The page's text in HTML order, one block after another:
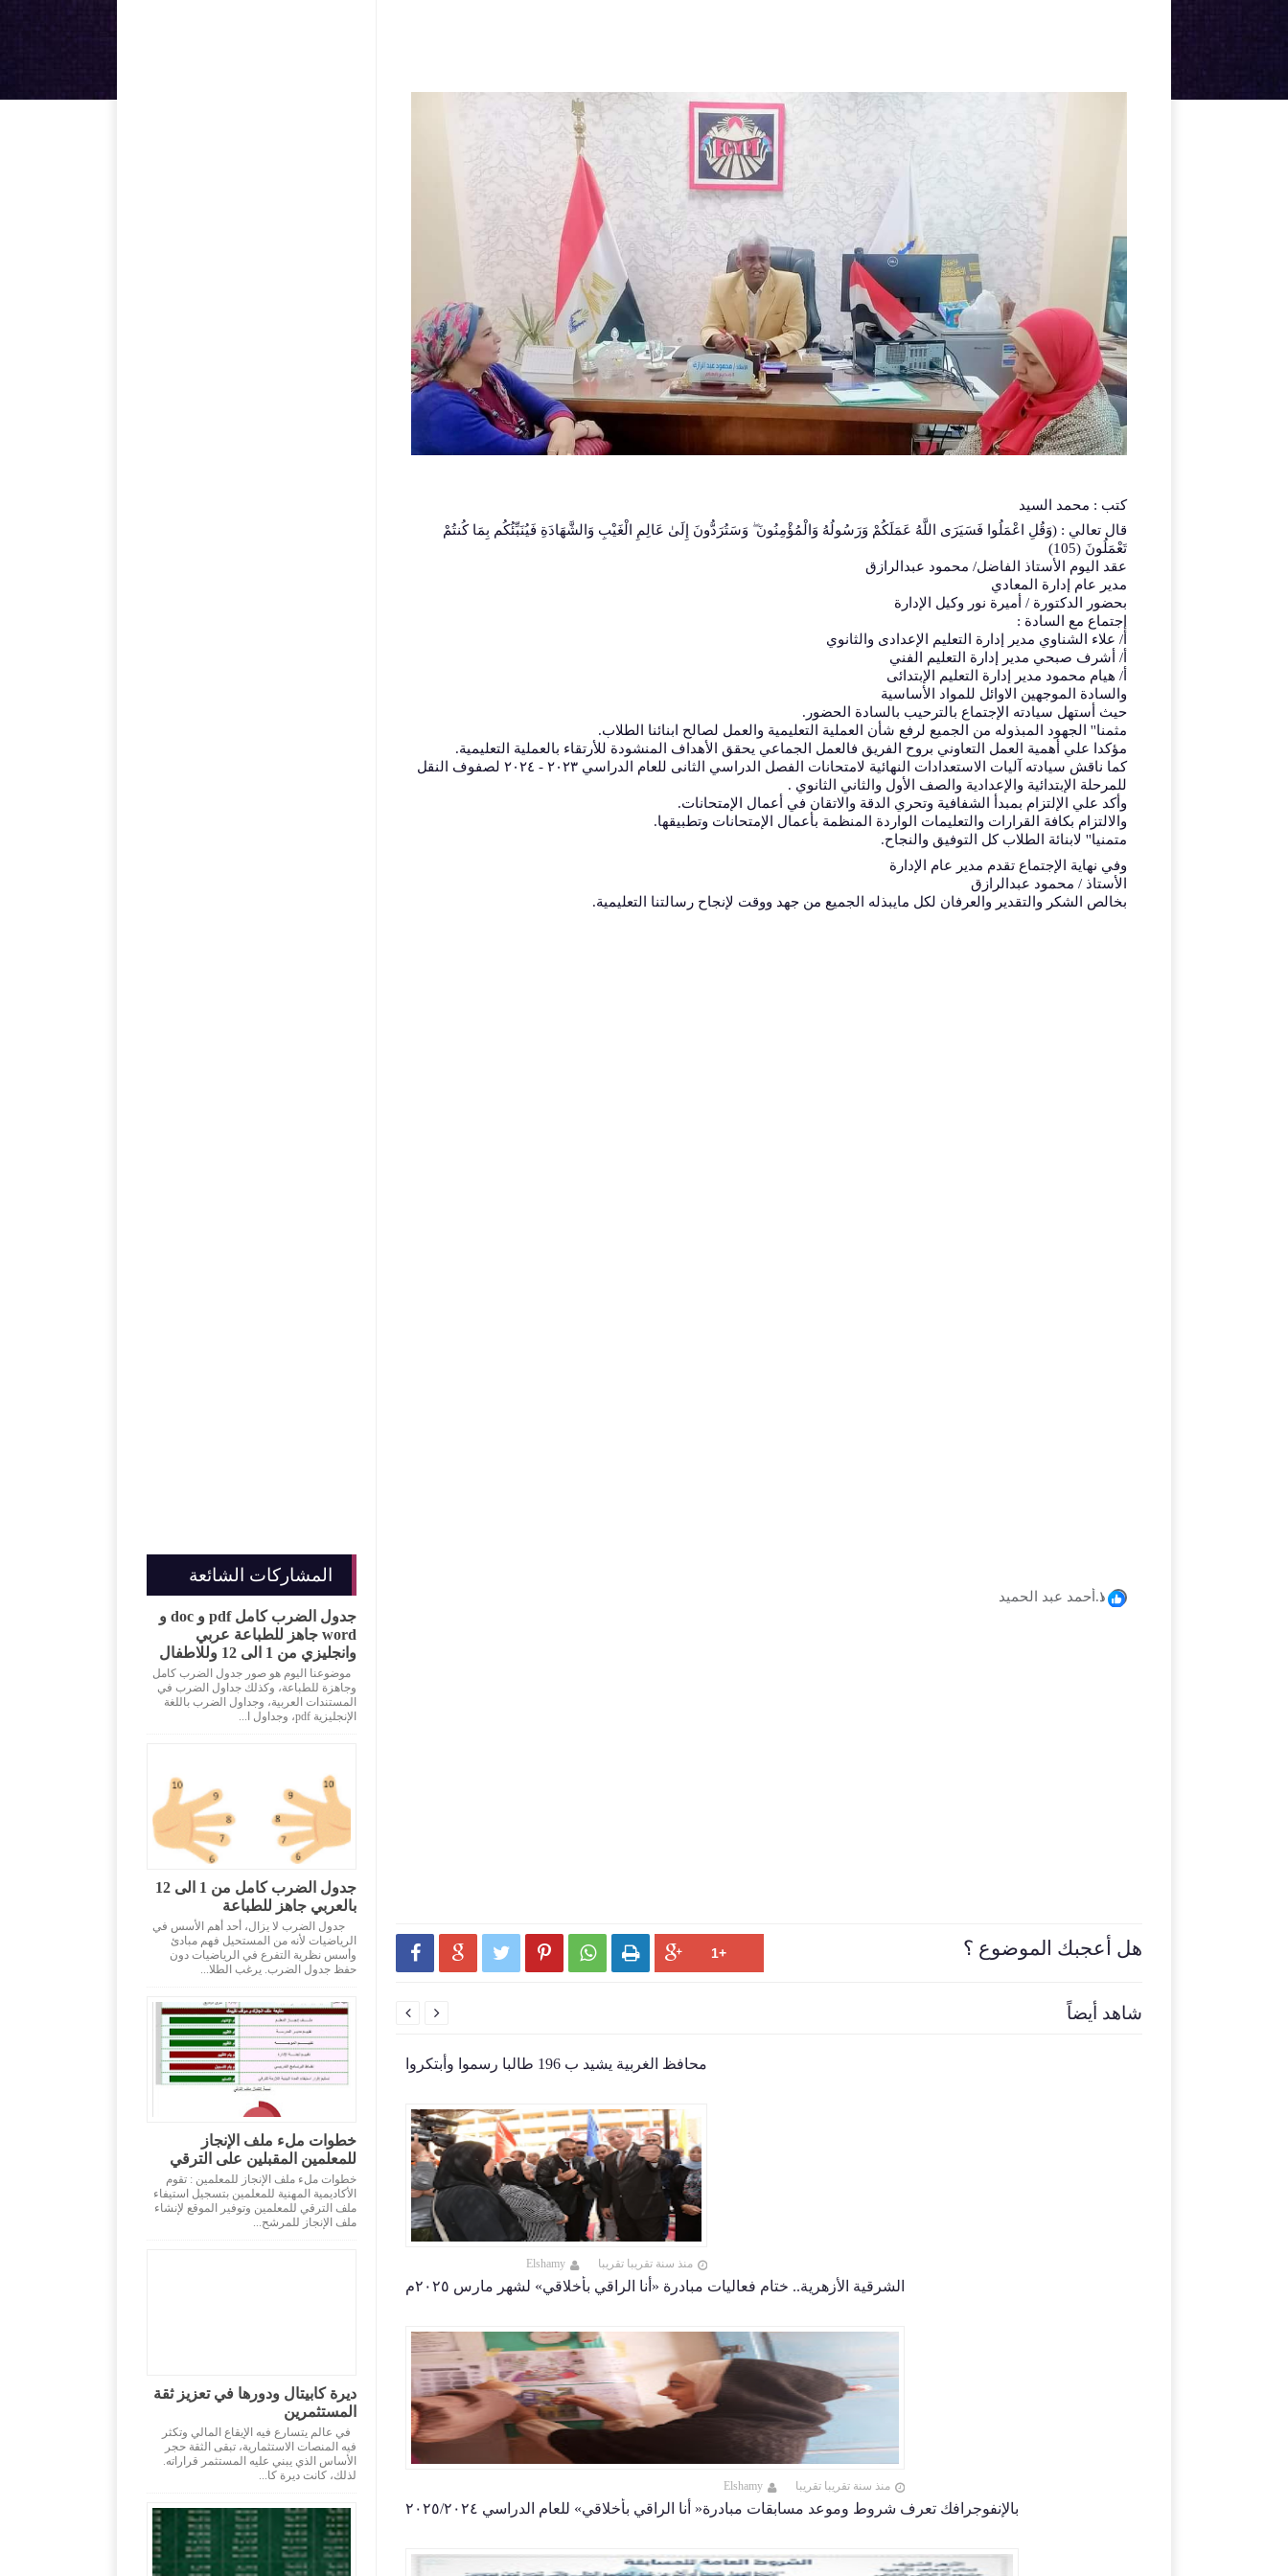
كتب : محمد السيد
قال تعالي : (وَقُلِ اعْمَلُوا فَسَيَرَى اللَّهُ عَمَلَكُمْ وَرَسُولُهُ وَالْمُؤْمِنُونَ ۖ وَسَتُرَدُّونَ إِلَىٰ عَالِمِ الْغَيْبِ وَالشَّهَادَةِ فَيُنَبِّئُكُم بِمَا كُنتُمْ
تَعْمَلُونَ (105)
عقد
اليوم الأستاذ الفاضل/ محمود عبدالرازق
مدير عام إدارة المعادي
بحضور الدكتورة / أميرة نور وكيل الإدارة
إجتماع مع السادة :
أ/ علاء الشناوي مدير إدارة التعليم الإعدادى والثانوي
أ/ أشرف صبحي مدير إدارة التعليم الفني
أ/ هيام محمود مدير إدارة التعليم الإبتدائى
والسادة الموجهين الاوائل للمواد الأساسية
حيث أستهل سيادته الإجتماع بالترحيب بالسادة الحضور.
مثمنا'' الجهود المبذوله من الجميع لرفع شأن العملية التعليمية والعمل لصالح ابنائنا الطلاب.
مؤكدا علي أهمية العمل التعاوني بروح الفريق فالعمل الجماعي يحقق الأهداف المنشودة للأرتقاء بالعملية التعليمية.
كما ناقش سيادته آليات الاستعدادات النهائية لامتحانات الفصل الدراسي الثانى للعام الدراسي ٢٠٢٣ - ٢٠٢٤ لصفوف النقل
للمرحلة الإبتدائية والإعدادية والصف الأول والثاني الثانوي .
وأكد علي الإلتزام بمبدأ الشفافية وتحري الدقة والاتقان في أعمال الإمتحانات.
والالتزام بكافة القرارات والتعليمات الواردة المنظمة بأعمال الإمتحانات وتطبيقها.
متمنيا'' لابنائة الطلاب كل التوفيق والنجاح.
وفي نهاية الإجتماع تقدم مدير عام الإدارة
الأستاذ / محمود عبدالرازق
بخالص الشكر والتقدير والعرفان لكل مايبذله الجميع من جهد ووقت لإنجاح رسالتنا التعليمية.
كل
١
د.أحمد عبد الحميد
هل أعجبك الموضوع ؟      
شاهد أيضاً
محافظ الغربية يشيد ب 196 طالبا رسموا وأبتكروا
منذ سنة تقريبا تقريبا Elshamy
الشرقية الأزهرية.. ختام فعاليات مبادرة «أنا الراقي بأخلاقي» لشهر مارس ٢٠٢٥م
منذ سنة تقريبا تقريبا Elshamy
بالإنفوجرافك تعرف شروط وموعد مسابقات مبادرة« أنا الراقي بأخلاقي» للعام الدراسي ٢٠٢٥/٢٠٢٤
 
المشاركات الشائعة
جدول الضرب كامل pdf و doc و
word جاهز للطباعة عربي
وانجليزي من 1 الى 12 وللاطفال
موضوعنا اليوم هو صور جدول الضرب كامل
وجاهزة للطباعة، وكذلك جداول الضرب في
المستندات العربية، وجداول الضرب باللغة
الإنجليزية pdf، وجداول ا...
جدول الضرب كامل من 1 الى 12
بالعربي جاهز للطباعة
جدول الضرب لا يزال، أحد أهم الأسس في
الرياضيات لأنه من المستحيل فهم مبادئ
وأسس نظرية التفرع في الرياضيات دون
حفظ جدول الضرب. يرغب الطلا...
خطوات ملء ملف الإنجاز
للمعلمين المقبلين على الترقي
خطوات ملء ملف الإنجاز للمعلمين : تقوم
الأكاديمية المهنية للمعلمين بتسجيل استيفاء
ملف الترقي للمعلمين وتوفير الموقع لإنشاء
ملف الإنجاز للمرشح...
ديرة كابيتال ودورها في تعزيز ثقة
المستثمرين
في عالم يتسارع فيه الإيقاع المالي وتكثر
فيه المنصات الاستثمارية، تبقى الثقة حجر
الأساس الذي يبني عليه المستثمر قراراته.
لذلك، كانت ديرة كا...